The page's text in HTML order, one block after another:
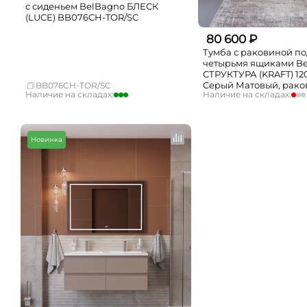
с сиденьем BelBagno БЛЕСК
(LUCE) BB076CH-TOR/SC
BB076CH-TOR/SC
Наличие на складах:
Краснодар
Новосибирск
80 600 ₽
Тумба с раковиной
четырьмя ящиками
СТРУКТУРА (KRAFT)
Серый Матовый,
8070-120-2
Наличие на складах:
Новинка